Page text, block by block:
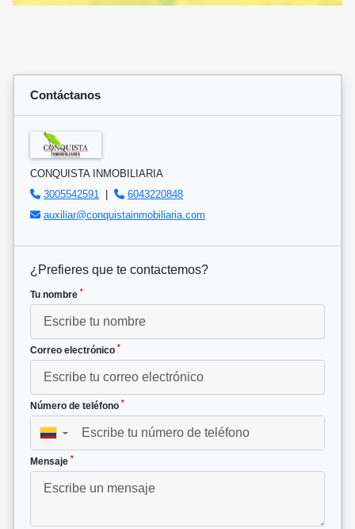
Contáctanos
CONQUISTA INMOBILIARIA
3005542591
|
6043220848
auxiliar@conquistainmobiliaria.com
¿Prefieres que te contactemos?
Tu nombre *
Correo electrónico *
Número de teléfono *
▼
Mensaje *